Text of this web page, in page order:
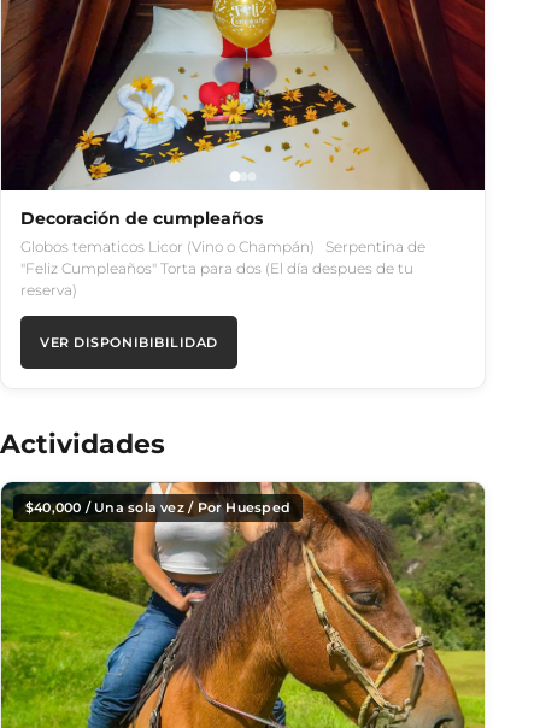
Decoración de cumpleaños
Globos tematicos Licor (Vino o Champán) Serpentina de
"Feliz Cumpleaños" Torta para dos (El día despues de tu
reserva)
VER DISPONIBIBILIDAD
Actividades
$40,000 / Una sola vez / Por Huesped